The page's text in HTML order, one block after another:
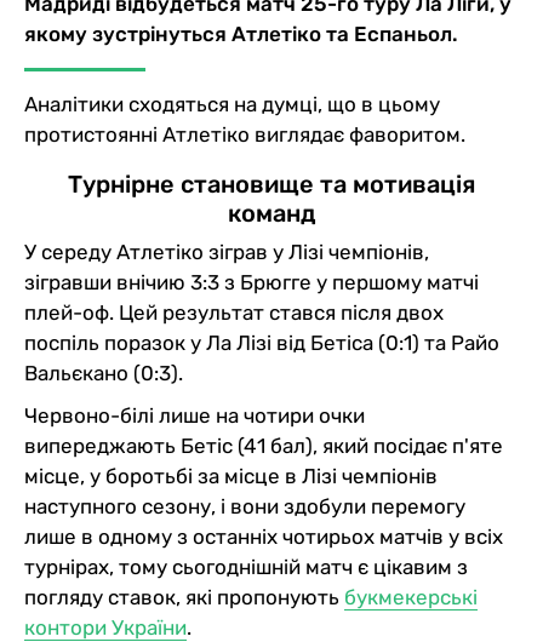
якому зустрінуться Атлетіко та Еспаньол.
Аналітики сходяться на думці, що в цьому
протистоянні Атлетіко виглядає фаворитом.
Турнірне становище та мотивація
команд
У середу Атлетіко зіграв у Лізі чемпіонів,
зігравши внічию 3:3 з Брюгге у першому матчі
плей-оф. Цей результат стався після двох
поспіль поразок у Ла Лізі від Бетіса (0:1) та Райо
Вальєкано (0:3).
Червоно-білі лише на чотири очки
випереджають Бетіс (41 бал), який посідає п'яте
місце, у боротьбі за місце в Лізі чемпіонів
наступного сезону, і вони здобули перемогу
лише в одному з останніх чотирьох матчів у всіх
турнірах, тому сьогоднішній матч є цікавим з
погляду ставок, які пропонують букмекерські
контори України.